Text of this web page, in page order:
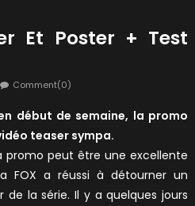
Et Poster + Test
Comment(0)
début de semaine, la promo
teaser sympa.
promo peut être une excellente
FOX a réussi à détourner un
la série. Il y a quelques jours